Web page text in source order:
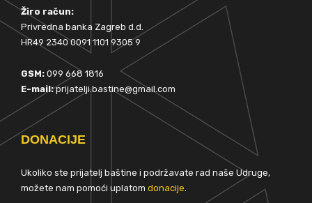
Žiro račun:
Privredna banka Zagreb d.d.
HR49 2340 0091 1101 9305 9
GSM: 099 668 1816
E-mail:prijatelji.bastine@gmail.com
DONACIJE
Ukoliko ste prijatelj baštine i podržavate rad naše Udruge,
možete nam pomoći uplatom donacije